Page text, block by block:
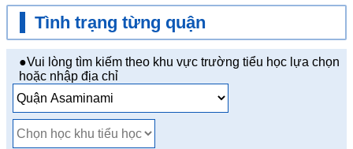
Tình trạng từng quận
●Vui lòng tìm kiếm theo khu vực trường tiểu học lựa chọn
hoặc nhập địa chỉ